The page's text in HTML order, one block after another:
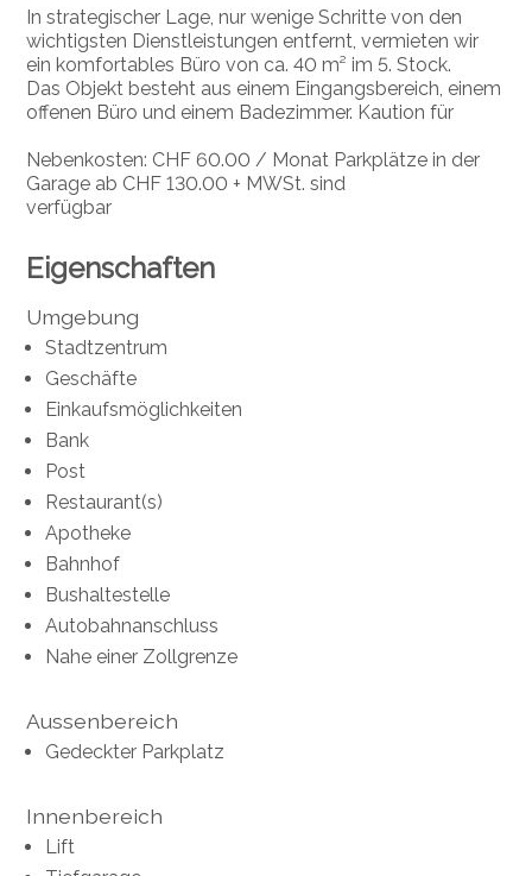
In strategischer Lage, nur wenige Schritte von den
wichtigsten Dienstleistungen entfernt, vermieten wir
ein komfortables Büro von ca. 40 m² im 5. Stock.
Das Objekt besteht aus einem Eingangsbereich, einem
offenen Büro und einem Badezimmer. Kaution für
Nebenkosten: CHF 60.00 / Monat Parkplätze in der
Garage ab CHF 130.00 + MWSt. sind
verfügbar
Eigenschaften
Umgebung
Stadtzentrum
Geschäfte
Einkaufsmöglichkeiten
Bank
Post
Restaurant(s)
Apotheke
Bahnhof
Bushaltestelle
Autobahnanschluss
Nahe einer Zollgrenze
Aussenbereich
Gedeckter Parkplatz
Innenbereich
Lift